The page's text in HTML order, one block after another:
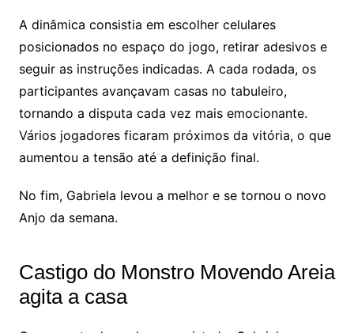
A dinâmica consistia em escolher celulares
posicionados no espaço do jogo, retirar adesivos e
seguir as instruções indicadas. A cada rodada, os
participantes avançavam casas no tabuleiro,
tornando a disputa cada vez mais emocionante.
Vários jogadores ficaram próximos da vitória, o que
aumentou a tensão até a definição final.
No fim, Gabriela levou a melhor e se tornou o novo
Anjo da semana.
Castigo do Monstro Movendo Areia
agita a casa